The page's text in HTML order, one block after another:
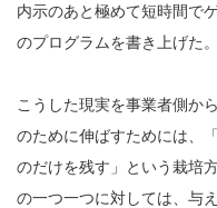
内示のあと極めて短時間で
のプログラムを書き上げた。
こうした現実を事業者側か
のために伸ばすためには、
のだけを残す」という栽培
の一つ一つに対しては、与